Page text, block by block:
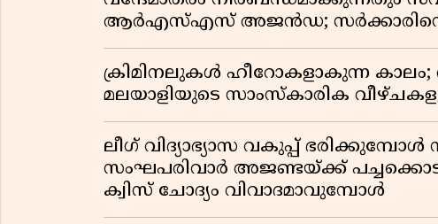
ആർഎസ്എസ് അജൻഡ;
ക്രിമിനലുകൾ ഹീറോകളാകുന്ന
മലയാളിയുടെ സാംസ്കാരിക
ലീഗ് വിദ്യാഭ്യാസ വകുപ്പ്
സംഘപരിവാർ അജണ്ടയ്ക്ക് പച്ചക്കൊടി
ക്വിസ് ചോദ്യം വിവാദമാവുമ്പോൾ